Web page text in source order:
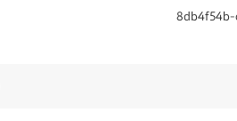
8db4f54b-